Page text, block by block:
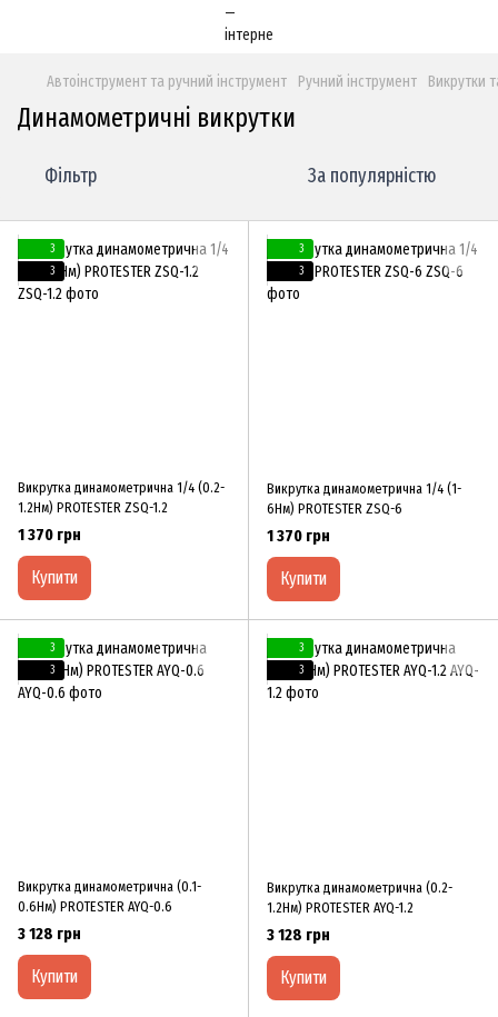
Автоінструмент та ручний інструмент Ручний інструмент Викрутки
Динамометричні викрутки
Фільтр За популярністю
3
3
Викрутка динамометрична 1/4 (0.2-
1.2Нм) PROTESTER ZSQ-1.2
1 370 грн
Купити
3
3
Викрутка динамометрична 1/4 (1-
6Нм) PROTESTER ZSQ-6
1 370 грн
Купити
3
3
Викрутка динамометрична (0.1-
0.6Нм) PROTESTER AYQ-0.6
3 128 грн
Купити
3
3
Викрутка динамометрична (0.2-
1.2Нм) PROTESTER AYQ-1.2
3 128 грн
Купити